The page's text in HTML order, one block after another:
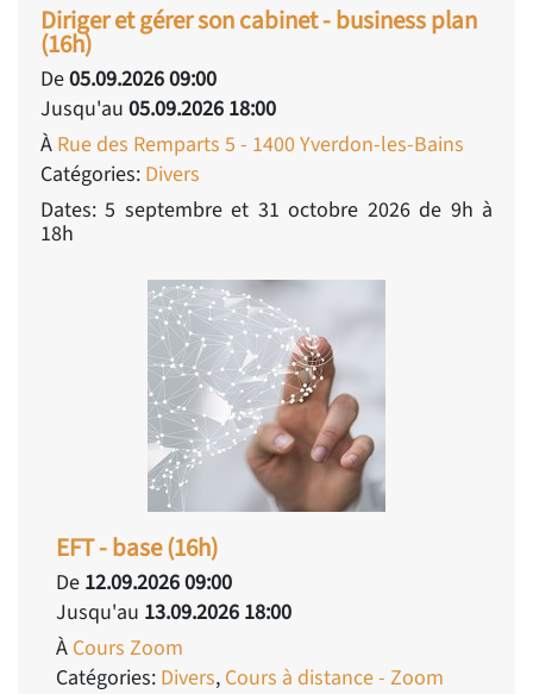
Diriger et gérer son cabinet - business plan
(16h)
De05.09.2026 09:00
Jusqu'au 05.09.2026 18:00
À Rue des Remparts 5 - 1400 Yverdon-les-Bains
Catégories: Divers
Dates: 5 septembre et 31 octobre 2026 de 9h à
18h
EFT - base (16h)
De 12.09.2026 09:00
Jusqu'au 13.09.2026 18:00
À Cours Zoom
Catégories: Divers, Cours à distance - Zoom